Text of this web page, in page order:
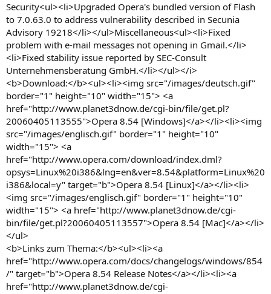
Security<ul><li>Upgraded Opera's bundled version of Flash
to 7.0.63.0 to address vulnerability described in Secunia
Advisory 19218</li></ul>Miscellaneous<ul><li>Fixed
problem with e-mail messages not opening in Gmail.</li>
<li>Fixed stability issue reported by SEC-Consult
Unternehmensberatung GmbH.</li></ul></i>
<b>Download:</b><ul><li><img src="/images/deutsch.gif"
border="1" height="10" width="15"> <a
href="http://www.planet3dnow.de/cgi-bin/file/get.pl?
20060405113555">Opera 8.54 [Windows]</a></li><li><img
src="/images/englisch.gif" border="1" height="10"
width="15"> <a
href="http://www.opera.com/download/index.dml?
opsys=Linux%20i386&lng=en&ver=8.54&platform=Linux%20
i386&local=y" target="b">Opera 8.54 [Linux]</a></li><li>
<img src="/images/englisch.gif" border="1" height="10"
width="15"> <a href="http://www.planet3dnow.de/cgi-
bin/file/get.pl?20060405113557">Opera 8.54 [Mac]</a></li>
</ul>
<b>Links zum Thema:</b><ul><li><a
href="http://www.opera.com/docs/changelogs/windows/854
/" target="b">Opera 8.54 Release Notes</a></li><li><a
href="http://www.planet3dnow.de/cgi-